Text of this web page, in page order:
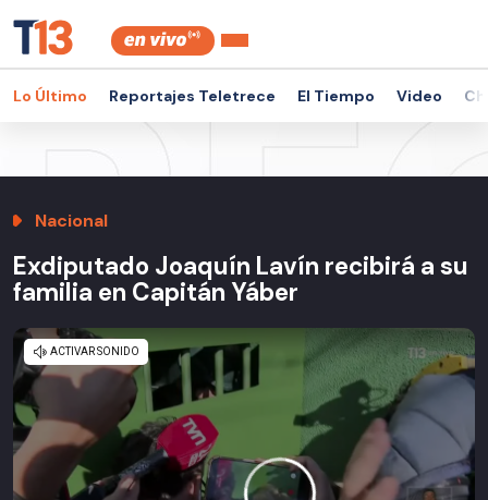
Lo Último Reportajes Teletrece El Tiempo Video
Nacional
Exdiputado Joaquín Lavín recibirá a su
familia en Capitán Yáber